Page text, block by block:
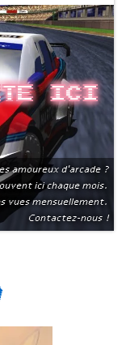
ici
amoureux d'arcade ?
ici chaque mois.
vues mensuellement.
Contactez-nous !